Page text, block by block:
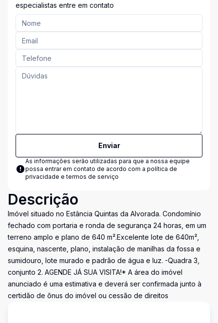
especialistas entre em contato
Enviar
As informações serão utilizadas para que a nossa equipe
possa entrar em contato de acordo com a política de
privacidade e termos de serviço
Descrição
Imóvel situado no Estância Quintas da Alvorada. Condomínio
fechado com portaria e ronda de segurança 24 horas, em um
terreno amplo e plano de 640 m².Excelente lote de 640m²,
esquina, nascente, plano, instalação de manilhas da fossa e
sumidouro, lote murado e padrão de água e luz. -Quadra 3,
conjunto 2. AGENDE JÁ SUA VISITA!* A área do imóvel
anunciado é uma estimativa e deverá ser confirmada junto à
certidão de ônus do imóvel ou cessão de direitos